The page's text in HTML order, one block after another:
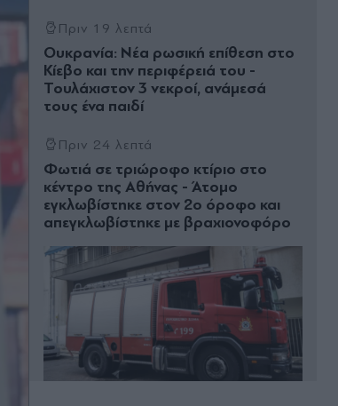
Πριν 19 λεπτά
Ουκρανία: Nέα ρωσική επίθεση στο
Κίεβο και την περιφέρειά του -
Τουλάχιστον 3 νεκροί, ανάμεσά
τους ένα παιδί
Πριν 24 λεπτά
Φωτιά σε τριώροφο κτίριο στο
κέντρο της Αθήνας - Άτομο
εγκλωβίστηκε στον 2ο όροφο και
απεγκλωβίστηκε με βραχιονοφόρο